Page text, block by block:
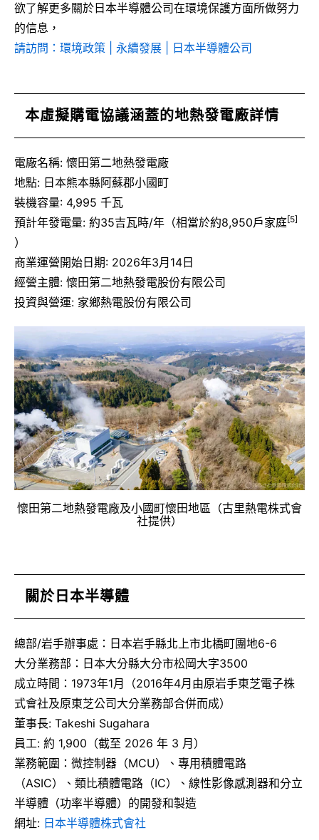
欲了解更多關於日本半導體公司在環境保護方面所做努力
的信息，
請訪問：環境政策 | 永續發展 | 日本半導體公司
本虛擬購電協議涵蓋的地熱發電廠詳情
懷田第二地熱發電廠及小國町懷田地區（古里熱電株式會
社提供）
電廠名稱: 懷田第二地熱發電廠
地點: 日本熊本縣阿蘇郡小國町
裝機容量: 4,995 千瓦
預計年發電量: 約35吉瓦時/年（相當於約8,950戶家庭[5]
）
商業運營開始日期: 2026年3月14日
經營主體: 懷田第二地熱發電股份有限公司
投資與營運: 家鄉熱電股份有限公司
關於日本半導體
總部/岩手辦事處：日本岩手縣北上市北橋町團地6-6
大分業務部：日本大分縣大分市松岡大字3500
成立時間：1973年1月（2016年4月由原岩手東芝電子株
式會社及原東芝公司大分業務部合併而成）
董事長: Takeshi Sugahara
員工: 約 1,900（截至 2026 年 3 月）
業務範圍：微控制器（MCU）、專用積體電路
（ASIC）、類比積體電路（IC）、線性影像感測器和分立
半導體（功率半導體）的開發和製造
網址: 日本半導體株式會社